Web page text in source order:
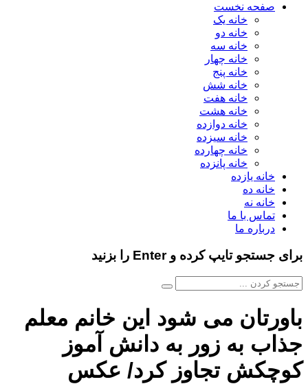
صفحه نخست
خانه یک
خانه دو
خانه سه
خانه چهار
خانه پنج
خانه شش
خانه هفت
خانه هشت
خانه دوازده
خانه سیزده
خانه چهارده
خانه پانزده
خانه یازده
خانه ده
خانه نه
تماس با ما
درباره ما
برای جستجو تایپ کرده و Enter را بزنید
باورتان می شود این خانم معلم
جذاب به زور به دانش آموز
کوچکش تجاوز کرد/ عکس